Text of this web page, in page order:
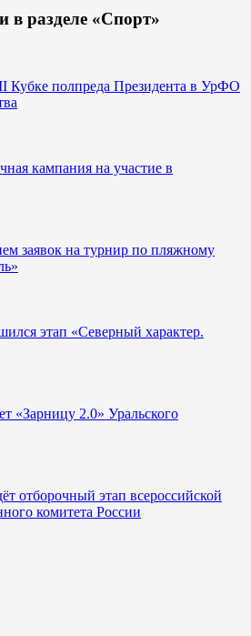
в разделе «Спорт»
Кубке полпреда Президента в УрФО
кампания на участие в
заявок на турнир по пляжному
этап «Северный характер.
«Зарницу 2.0» Уральского
отборочный этап всероссийской
комитета России